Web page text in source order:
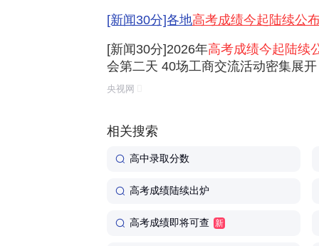
[新闻30分]各地高考成绩今起陆续公
[新闻30分]2026年高考成绩今起陆续
会第二天 40场工商交流活动密集展
季达沃斯论坛今起举行 [新闻30分]今
央视网
相关搜索
高中录取分数
高考成绩陆续出炉
高考成绩即将可查 新